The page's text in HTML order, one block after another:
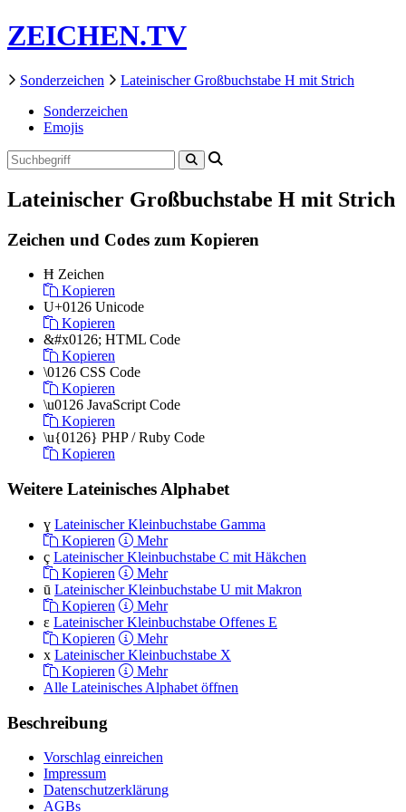
ZEICHEN.TV
Sonderzeichen
Lateinischer Großbuchstabe H mit Strich
Sonderzeichen
Emojis
Lateinischer Großbuchstabe H mit Strich
Zeichen und Codes zum Kopieren
Ħ Zeichen
Kopieren
U+0126 Unicode
Kopieren
&#x0126; HTML Code
Kopieren
\0126 CSS Code
Kopieren
\u0126 JavaScript Code
Kopieren
\u{0126} PHP / Ruby Code
Kopieren
Weitere Lateinisches Alphabet
ɣ Lateinischer Kleinbuchstabe Gamma
Kopieren
Mehr
ç Lateinischer Kleinbuchstabe C mit Häkchen
Kopieren
Mehr
ū Lateinischer Kleinbuchstabe U mit Makron
Kopieren
Mehr
ɛ Lateinischer Kleinbuchstabe Offenes E
Kopieren
Mehr
x Lateinischer Kleinbuchstabe X
Kopieren
Mehr
Alle Lateinisches Alphabet öffnen
Beschreibung
Vorschlag einreichen
Impressum
Datenschutzerklärung
AGBs